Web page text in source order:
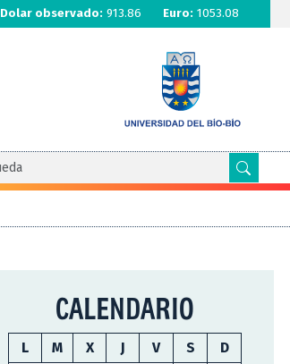
Dolar observado: 913.86 Euro: 1053.08
CALENDARIO
L M X J V S
D